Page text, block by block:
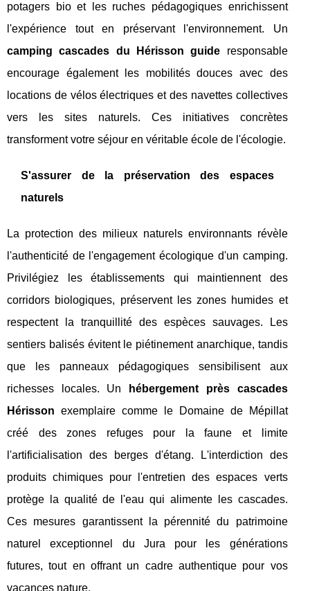
potagers bio et les ruches pédagogiques enrichissent
l'expérience tout en préservant l'environnement. Un
camping cascades du Hérisson guide responsable
encourage également les mobilités douces avec des
locations de vélos électriques et des navettes collectives
vers les sites naturels. Ces initiatives concrètes
transforment votre séjour en véritable école de l'écologie.
S'assurer de la préservation des espaces
naturels
La protection des milieux naturels environnants révèle
l'authenticité de l'engagement écologique d'un camping.
Privilégiez les établissements qui maintiennent des
corridors biologiques, préservent les zones humides et
respectent la tranquillité des espèces sauvages. Les
sentiers balisés évitent le piétinement anarchique, tandis
que les panneaux pédagogiques sensibilisent aux
richesses locales. Un
hébergement près cascades
Hérisson exemplaire comme le Domaine de Mépillat
créé des zones refuges pour la faune et limite
l'artificialisation des berges d'étang. L'interdiction des
produits chimiques pour l'entretien des espaces verts
protège la qualité de l'eau qui alimente les cascades.
Ces mesures garantissent la pérennité du patrimoine
naturel exceptionnel du Jura pour les générations
futures, tout en offrant un cadre authentique pour vos
vacances nature.